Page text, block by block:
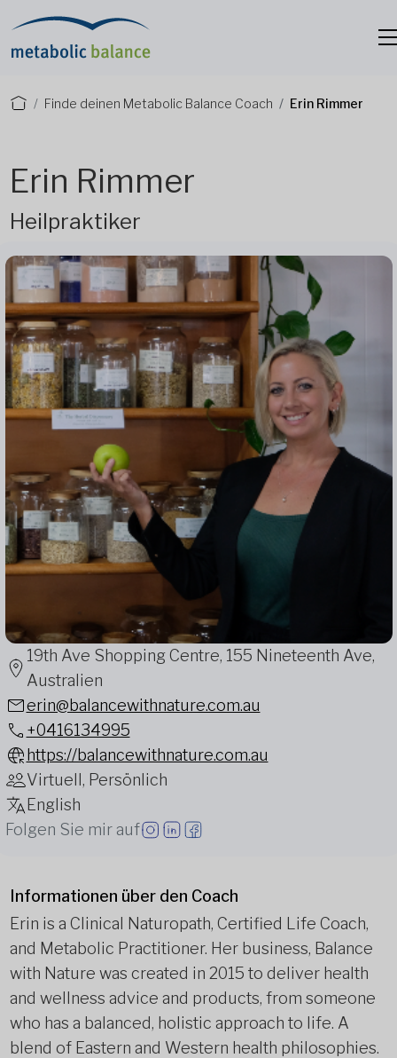
Finde deinen Metabolic Balance Coach Erin Rimmer
Erin Rimmer
Heilpraktiker
19th Ave Shopping Centre, 155 Nineteenth Ave,
Australien
erin@balancewithnature.com.au
+0416134995
https://balancewithnature.com.au
Virtuell, Persönlich
English
Folgen Sie mir auf
Informationen über den Coach
Erin is a Clinical Naturopath, Certified Life Coach,
and Metabolic Practitioner. Her business, Balance
with Nature was created in 2015 to deliver health
and wellness advice and products, from someone
who has a balanced, holistic approach to life. A
blend of Eastern and Western health philosophies.